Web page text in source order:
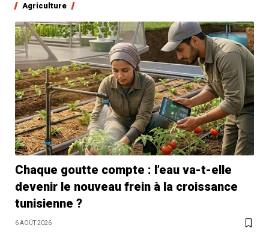
Agriculture
Chaque goutte compte : l’eau va-t-elle
devenir le nouveau frein à la croissance
tunisienne ?
6 AOÛT 2026